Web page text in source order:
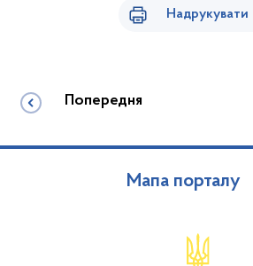
Надрукувати
Попередня
Мапа порталу